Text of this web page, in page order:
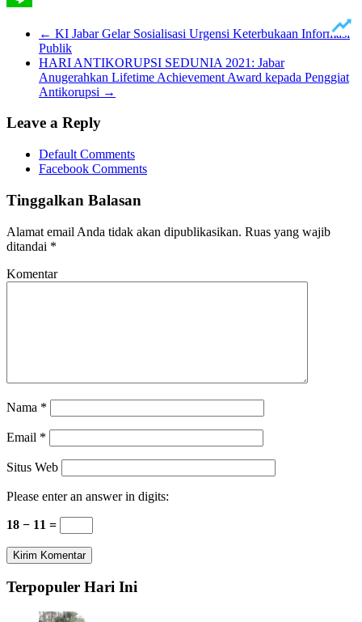
← KI Jabar Gelar Sosialisasi Urgensi Keterbukaan Informasi
Publik
HARI ANTIKORUPSI SEDUNIA 2021: Jabar
Anugerahkan Lifetime Achievement Award kepada Penggiat
Antikorupsi →
Leave a Reply
Default Comments
Facebook Comments
Tinggalkan Balasan
Alamat email Anda tidak akan dipublikasikan. Ruas yang wajib
ditandai *
Komentar
Nama *
Email *
Situs Web
Please enter an answer in digits:
18 − 11 =
Terpopuler Hari Ini